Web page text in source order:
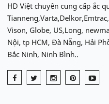
HD Việt chuyên cung cấp ắc
Vison, Globe, US,Long,
Nội, tp HCM, Đà Nẵng, Hải
Bắc Ninh, Ninh Bình..